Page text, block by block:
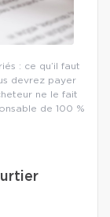
: ce qu’il faut
devrez payer
ne le fait
de 100 %